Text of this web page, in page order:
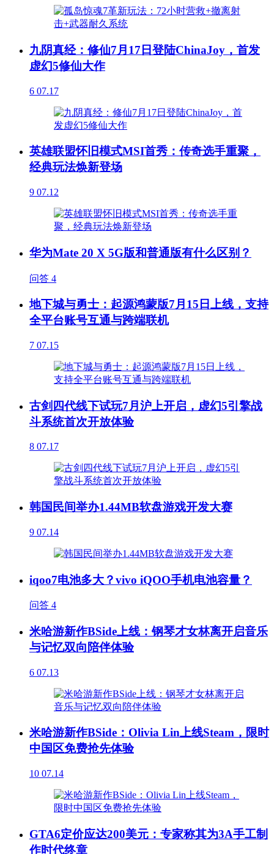
九阴真经：修仙7月17日登陆ChinaJoy，首发
虚幻5修仙大作
6 07.17
英雄联盟怀旧模式MSI首秀：传奇选手重聚，
经典玩法焕新登场
9 07.12
华为Mate 20 X 5G版和普通版有什么区别？
问答 4
地下城与勇士：起源鸿蒙版7月15日上线，支持
全平台账号互通与跨端联机
7 07.15
古剑四代线下试玩7月沪上开启，虚幻5引擎战
斗系统首次开放体验
8 07.17
韩国民间举办1.44MB软盘游戏开发大赛
9 07.14
iqoo7电池多大？vivo iQOO手机电池容量？
问答 4
米哈游新作BSide上线：钢琴才女林离开启音乐
与记忆双向陪伴体验
6 07.13
米哈游新作BSide：Olivia Lin上线Steam，限时
中国区免费抢先体验
10 07.14
GTA6定价应达200美元：专家称其为3A手工制
作时代终章